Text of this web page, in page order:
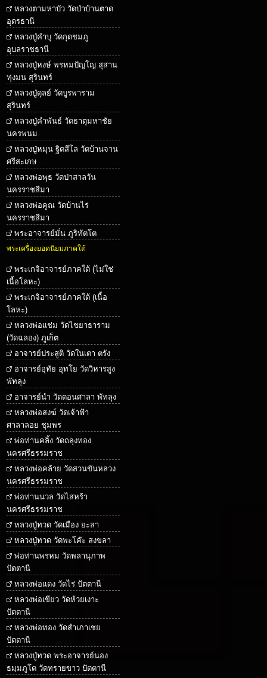
หลวงตามหาบัว วัดป่าบ้านตาด
อุดรธานี
หลวงปู่คำบุ วัดกุดชมภู
อุบลราชธานี
หลวงปู่หงษ์ พรหมปัญโญ สุสาน
ทุ่งมน สุรินทร์
หลวงปู่ดุลย์ วัดบูรพาราม
สุรินทร์
หลวงปู่คำพันธ์ วัดธาตุมหาชัย
นครพนม
หลวงปู่หมุน ฐิตสีโล วัดบ้านจาน
ศรีสะเกษ
หลวงพ่อพุธ วัดป่าสาลวัน
นครราชสีมา
หลวงพ่อคูณ วัดบ้านไร่
นครราชสีมา
พระอาจารย์มั่น ภูริทัตโต
พระเครื่องยอดนิยมภาคใต้
พระเกจิอาจารย์ภาคใต้ (ไม่ใช่
เนื้อโลหะ)
พระเกจิอาจารย์ภาคใต้ (เนื้อ
โลหะ)
หลวงพ่อแช่ม วัดไชยาธาราม
(วัดฉลอง) ภูเก็ต
อาจารย์ประสูติ วัดในเตา ตรัง
อาจารย์อุทัย อุทโย วัดวิหารสูง
พัทลุง
อาจารย์นำ วัดดอนศาลา พัทลุง
หลวงพ่อสงฆ์ วัดเจ้าฟ้า
ศาลาลอย ชุมพร
พ่อท่านคลิ้ง วัดถลุงทอง
นครศรีธรรมราช
หลวงพ่อคล้าย วัดสวนขันหลวง
นครศรีธรรมราช
พ่อท่านนวล วัดไสหร้า
นครศรีธรรมราช
หลวงปู่ทวด วัดเมือง ยะลา
หลวงปู่ทวด วัดพะโค๊ะ สงขลา
พ่อท่านพรหม วัดพลานุภาพ
ปัตตานี
หลวงพ่อแดง วัดไร่ ปัตตานี
หลวงพ่อเขียว วัดห้วยเงาะ
ปัตตานี
หลวงพ่อทอง วัดสำเภาเชย
ปัตตานี
หลวงปู่ทวด พระอาจารย์นอง
ธมฺมภูโต วัดทรายขาว ปัตตานี